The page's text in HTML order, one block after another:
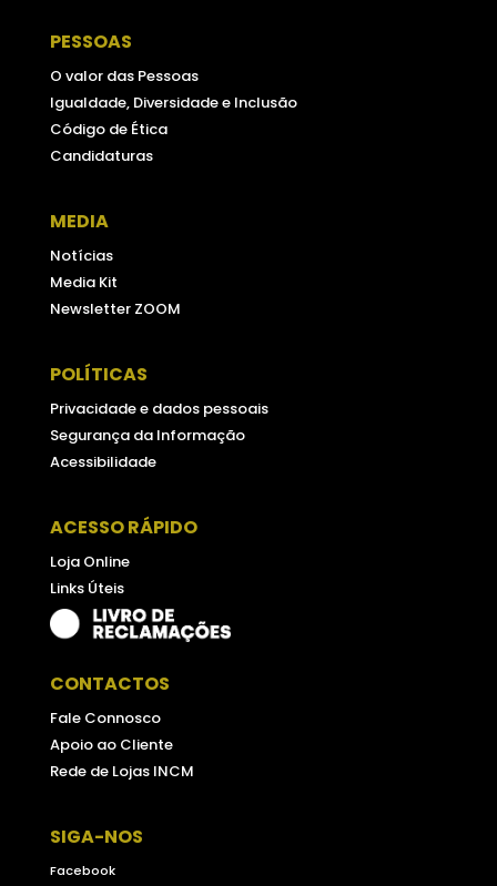
PESSOAS
O valor das Pessoas
Igualdade, Diversidade e Inclusão
Código de Ética
Candidaturas
MEDIA
Notícias
Media Kit
Newsletter ZOOM
POLÍTICAS
Privacidade e dados pessoais
Segurança da Informação
Acessibilidade
ACESSO RÁPIDO
Loja Online
Links Úteis
CONTACTOS
Fale Connosco
Apoio ao Cliente
Rede de Lojas INCM
SIGA-NOS
Facebook